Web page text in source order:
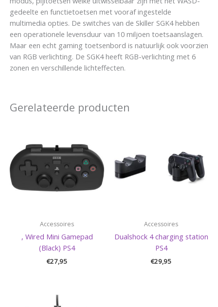
gedeelte en functietoetsen met vooraf ingestelde
multimedia opties. De switches van de Skiller SGK4 hebben
een operationele levensduur van 10 miljoen toetsaanslagen.
Maar een echt gaming toetsenbord is natuurlijk ook voorzien
van RGB verlichting. De SGK4 heeft RGB-verlichting met 6
zonen en verschillende lichteffecten.
Gerelateerde producten
Accessoires
, Wired Mini Gamepad
(Black) PS4
€27,95
Accessoires
Dualshock 4 charging station
PS4
€29,95